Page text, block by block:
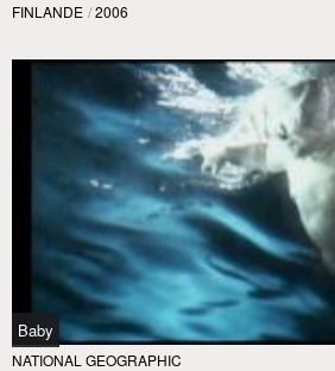
FINLANDE / 2006
Baby
NATIONAL GEOGRAPHIC